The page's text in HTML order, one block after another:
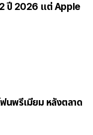
ปี 2026 แต่ Apple
นพรีเมียม หลังตลาด